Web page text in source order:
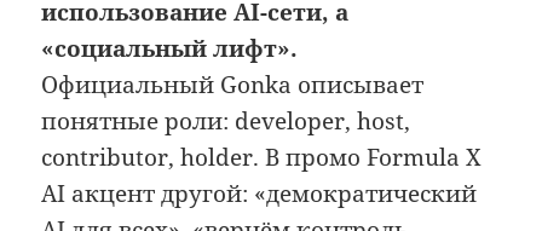
использование AI-сети, а
«социальный лифт».
Официальный Gonka описывает
понятные роли: developer, host,
contributor, holder. В промо Formula X
AI акцент другой: «демократический